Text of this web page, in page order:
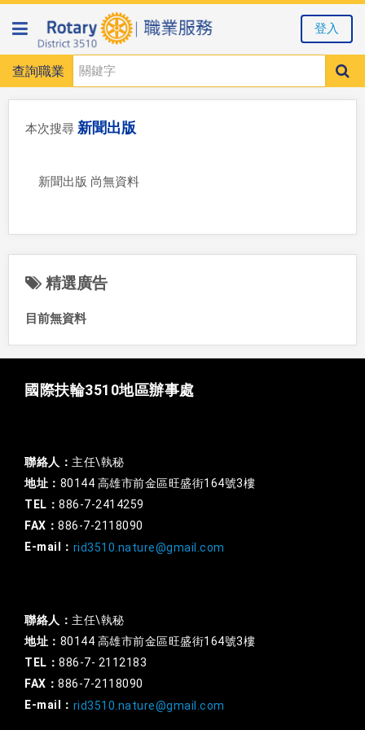
查詢職業
登入
本次搜尋 新聞出版
新聞出版 尚無資料
精選廣告
目前無資料
國際扶輪3510地區辦事處
聯絡人： 主任\執秘
地址： 80144 高雄市前金區旺盛街164號3樓
TEL： 886-7-2414259
FAX： 886-7-2118090
E-mail： rid3510.nature@gmail.com
聯絡人： 主任\執秘
地址： 80144 高雄市前金區旺盛街164號3樓
TEL： 886-7- 2112183
FAX： 886-7-2118090
E-mail： rid3510.nature@gmail.com